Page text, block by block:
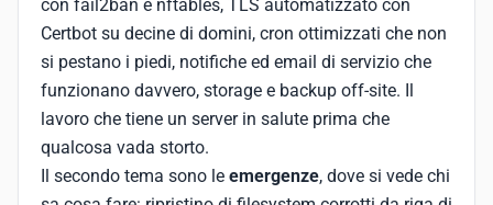
con fail2ban e nftables, TLS automatizzato con
Certbot su decine di domini, cron ottimizzati che non
si pestano i piedi, notifiche ed email di servizio che
funzionano davvero, storage e backup off-site. Il
lavoro che tiene un server in salute prima che
qualcosa vada storto.
Il secondo tema sono le emergenze, dove si vede chi